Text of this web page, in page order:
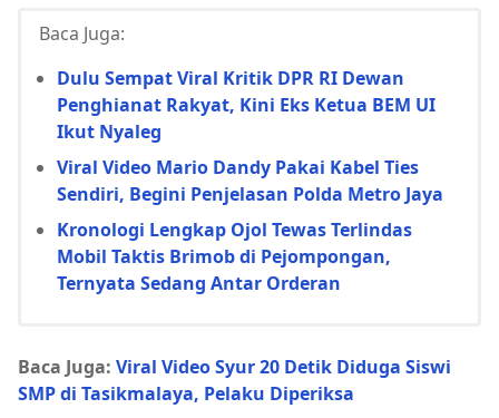
Baca Juga:
Dulu Sempat Viral Kritik DPR RI Dewan
Penghianat Rakyat, Kini Eks Ketua BEM UI
Ikut Nyaleg
Viral Video Mario Dandy Pakai Kabel Ties
Sendiri, Begini Penjelasan Polda Metro Jaya
Kronologi Lengkap Ojol Tewas Terlindas
Mobil Taktis Brimob di Pejompongan,
Ternyata Sedang Antar Orderan
Baca Juga: Viral Video Syur 20 Detik Diduga Siswi
SMP di Tasikmalaya, Pelaku Diperiksa